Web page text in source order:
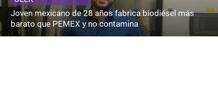
Joven mexicano de 28 años fabrica biodiésel más
barato que PEMEX y no contamina